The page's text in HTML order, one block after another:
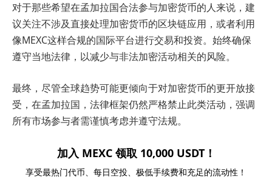
对于那些希望在孟加拉国合法参与加密货币的人来说，建
议关注不涉及直接处理加密货币的区块链应用，或者利用
像MEXC这样合规的国际平台进行交易和投资。始终确保
遵守当地法律，以减少与非法加密活动相关的风险。
最终，尽管全球趋势可能更倾向于对加密货币的更开放接
受，在孟加拉国，法律框架仍然严格禁止此类活动，强调
所有市场参与者需谨慎考虑并遵守法规。
加入 MEXC 领取 10,000 USDT！
享受最热门代币、每日空投、极低手续费和充足的流动性！